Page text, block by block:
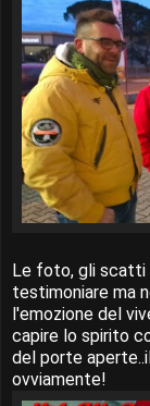
Le foto, gli scatti
testimoniare ma
l'emozione del
capire lo spirito
del porte
ovviamente!